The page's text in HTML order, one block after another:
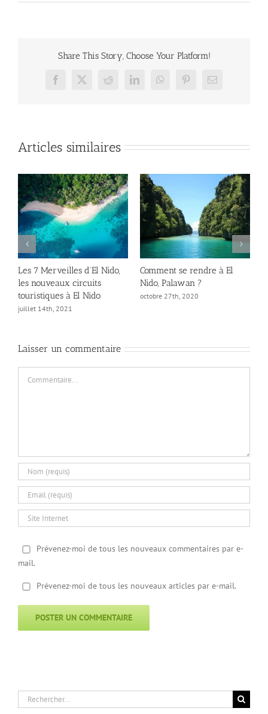
Share This Story, Choose Your Platform!
Facebook
X Reddit LinkedInWhatsAppPinterestEmail
Articles similaires
Comment aller de Puerto
Princesa à El Nido ?
août 15th, 2019
Budget Voyage à Palawan :
combien coûte un séjour ?
mai 27th, 2026 |
mail.